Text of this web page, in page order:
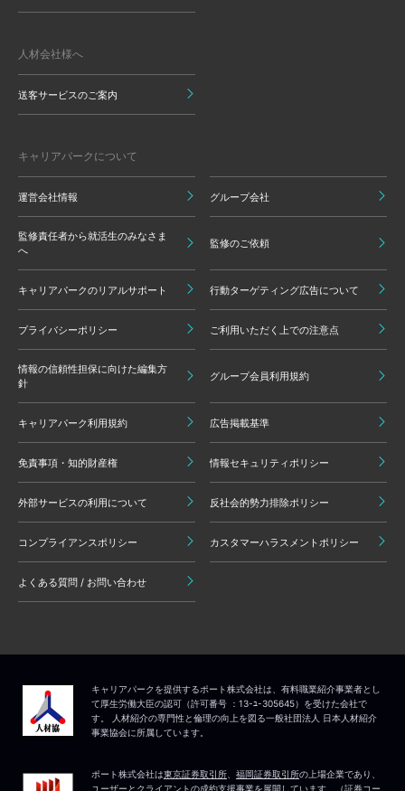
人材会社様へ
送客サービスのご案内
キャリアパークについて
運営会社情報 グループ会社
監修責任者から就活生のみなさま
へ
監修のご依頼
キャリアパークのリアルサポート 行動ターゲティング広告について
プライバシーポリシー ご利用いただく上での注意点
情報の信頼性担保に向けた編集方
針
グループ会員利用規約
キャリアパーク利用規約 広告掲載基準
免責事項・知的財産権 情報セキュリティポリシー
外部サービスの利用について 反社会的勢力排除ポリシー
コンプライアンスポリシー カスタマーハラスメントポリシー
よくある質問 / お問い合わせ